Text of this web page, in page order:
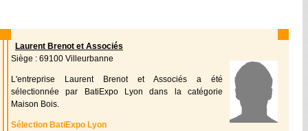
Laurent Brenot et Associés
Siège : 69100 Villeurbanne
L'entreprise Laurent Brenot et Associés a été
sélectionnée par BatiExpo Lyon dans la catégorie
Maison Bois.
Sélection BatiExpo Lyon